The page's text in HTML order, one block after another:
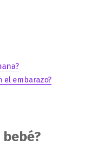
el embarazo?